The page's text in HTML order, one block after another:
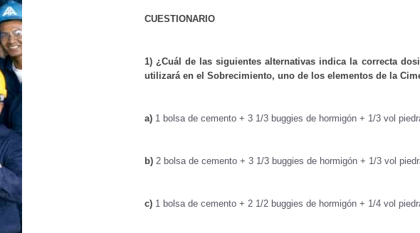
CUESTIONARIO
1) ¿Cuál de las siguientes alternativas indica la correcta
utilizará en el Sobrecimiento, uno de los elementos de la
a) 1 bolsa de cemento + 3 1/3 buggies de hormigón + 1/3 vol
b) 2 bolsa de cemento + 3 1/3 buggies de hormigón + 1/3 vol
c) 1 bolsa de cemento + 2 1/2 buggies de hormigón + 1/4 vol